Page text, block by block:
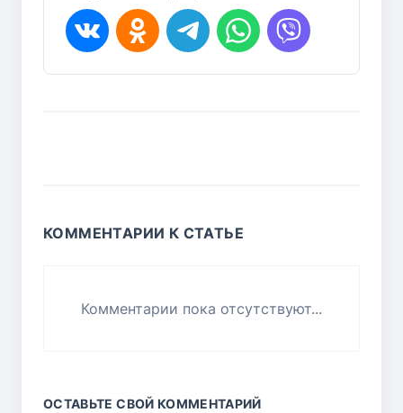
КОММЕНТАРИИ К СТАТЬЕ
Комментарии пока отсутствуют...
ОСТАВЬТЕ СВОЙ КОММЕНТАРИЙ